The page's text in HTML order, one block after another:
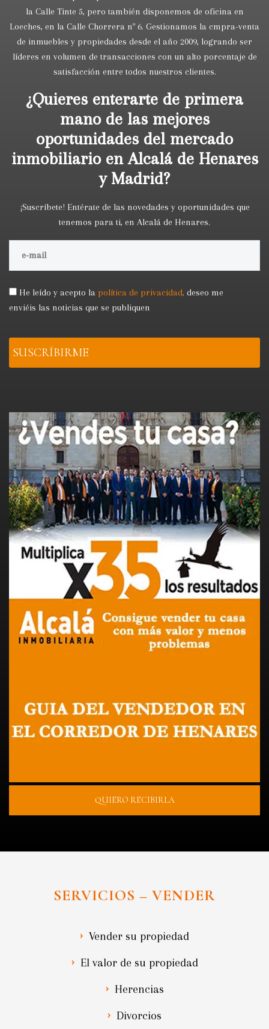
la Calle Tinte 5, pero también disponemos de oficina en
Loeches, en la Calle Chorrera nº 6. Gestionamos la cmpra-venta
de inmuebles y propiedades desde el año 2009, logrando ser
líderes en volumen de transacciones con un alto porcentaje de
satisfacción entre todos nuestros clientes.
¿Quieres enterarte de primera
mano de las mejores
oportunidades del mercado
inmobiliario en Alcalá de Henares
y Madrid?
¡Suscríbete! Entérate de las novedades y oportunidades que
tenemos para ti, en Alcalá de Henares.
He leído y acepto la política de privacidad, deseo me
enviéis las noticias que se publiquen
QUIERO RECIBIRLA
SERVICIOS – VENDER
Vender su propiedad
El valor de su propiedad
Herencias
Divorcios